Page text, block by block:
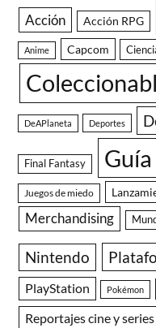
Acción Acción RPG
Anime Capcom
DeAPlaneta Deportes
Final Fantasy Guía
Juegos de miedo
Merchandising
Nintendo
PlayStation Pokémon
Reportajes cine y series